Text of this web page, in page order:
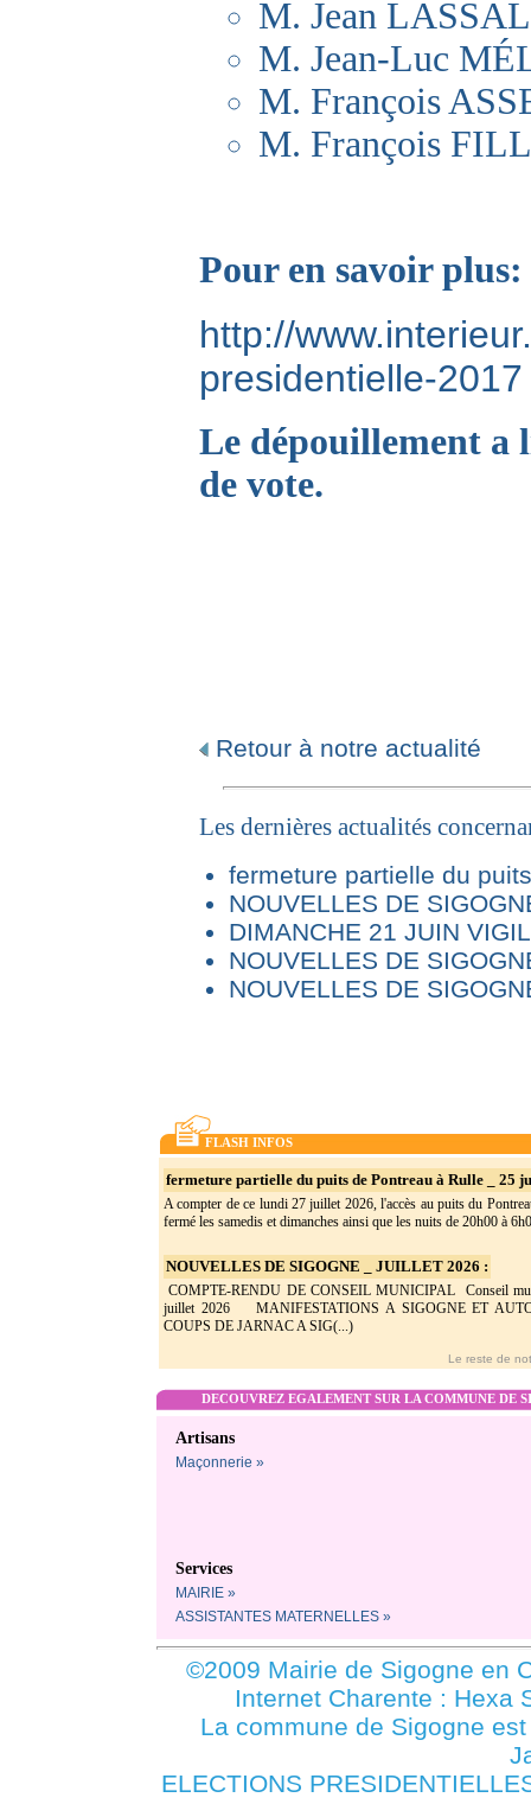
M. Jean
M. Jean-Luc
M. François
M. François
Pour en savoir plus:
http://
presidentielle-2017
Le dépouillement a
de vote.
Retour à notre actualité
Les dernières actualités
fermeture partielle du
NOUVELLES DE
DIMANCHE 21 JUIN
NOUVELLES DE
NOUVELLES DE
FLASH INFOS
fermeture partielle du puits de Pontreau à Rulle _ 25
A compter de ce lundi 27 juillet 2026, l'accès au puits du
fermé les samedis et dimanches ainsi que les nuits de 20h00 à
NOUVELLES DE SIGOGNE _ JUILLET 2026 :
COMPTE-RENDU DE CONSEIL MUNICIPAL Conseil
juillet 2026 MANIFESTATIONS A SIGOGNE ET
COUPS DE JARNAC A SIG(...)
Le reste de
DECOUVREZ EGALEMENT SUR LA COMMUNE DE
Artisans
Maçonnerie »
Services
MAIRIE »
ASSISTANTES MATERNELLES »
©2009 Mairie de Sigogne en
Internet Charente : Hexa
La commune de Sigogne
ELECTIONS